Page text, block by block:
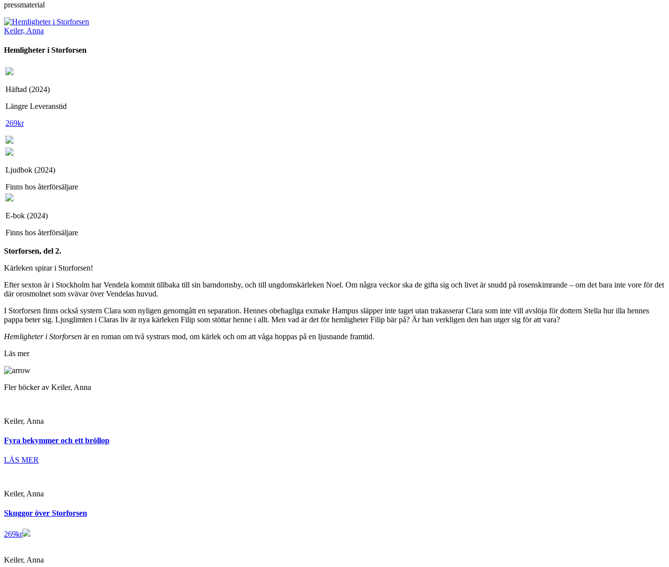
pressmaterial
Keiler, Anna
Hemligheter i Storforsen
Häftad (2024)
Längre Leveranstid
269kr
Ljudbok (2024)
Finns hos återförsäljare
E-bok (2024)
Finns hos återförsäljare
Storforsen, del 2.
Kärleken spirar i Storforsen!
Efter sexton år i Stockholm har Vendela kommit tillbaka till sin barndomsby, och till ungdomskärleken Noel. Om några veckor ska de gifta sig och livet är snudd på rosenskimrande – om det bara inte vore för det
där orosmolnet som svävar över Vendelas huvud.
I Storforsen finns också systern Clara som nyligen genomgått en separation. Hennes obehagliga exmake Hampus släpper inte taget utan trakasserar Clara som inte vill avslöja för dottern Stella hur illa hennes
pappa beter sig. Ljusglimten i Claras liv är nya kärleken Filip som stöttar henne i allt. Men vad är det för hemligheter Filip bär på? Är han verkligen den han utger sig för att vara?
Hemligheter i Storforsen är en roman om två systrars mod, om kärlek och om att våga hoppas på en ljusnande framtid.
Läs mer
Fler böcker av Keiler, Anna
Keiler, Anna
Fyra bekymmer och ett bröllop
LÄS MER
Keiler, Anna
Skuggor över Storforsen
269kr
Keiler, Anna